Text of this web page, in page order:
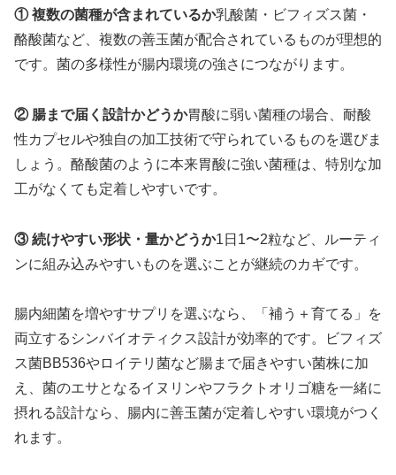
① 複数の菌種が含まれているか乳酸菌・ビフィズス菌・
酪酸菌など、複数の善玉菌が配合されているものが理想的
です。菌の多様性が腸内環境の強さにつながります。
② 腸まで届く設計かどうか胃酸に弱い菌種の場合、耐酸
性カプセルや独自の加工技術で守られているものを選びま
しょう。酪酸菌のように本来胃酸に強い菌種は、特別な加
工がなくても定着しやすいです。
③ 続けやすい形状・量かどうか1日1〜2粒など、ルーティ
ンに組み込みやすいものを選ぶことが継続のカギです。
腸内細菌を増やすサプリを選ぶなら、「補う＋育てる」を
両立するシンバイオティクス設計が効率的です。ビフィズ
ス菌BB536やロイテリ菌など腸まで届きやすい菌株に加
え、菌のエサとなるイヌリンやフラクトオリゴ糖を一緒に
摂れる設計なら、腸内に善玉菌が定着しやすい環境がつく
れます。